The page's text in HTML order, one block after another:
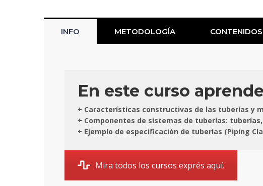
INFO METODOLOGÍA CONTENIDOS
En este curso
+ Características constructivas de las tuberías y
+ Componentes de sistemas de tuberías:
+ Ejemplo de especificación de tuberías (Piping
Mira todos los cursos exprés aquí.